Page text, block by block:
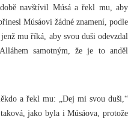
navštívil Músá a řekl mu, aby
Músáovi žádné znamení, podle
mu říká, aby svou duši odevzdal
samotným, že je to anděl
a řekl mu: „Dej mi svou duši,“
jako byla i Músáova, protože